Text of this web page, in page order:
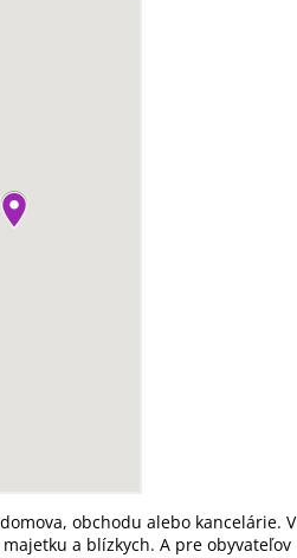
obchodu alebo kancelárie. V
a blízkych. A pre obyvateľov